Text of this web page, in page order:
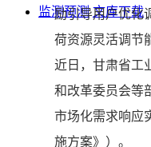
监测预测 文库下载
励引导用户优化
荷资源灵活调节
近日，甘肃省工
和改革委员会等
市场化需求响应
施方案》）。